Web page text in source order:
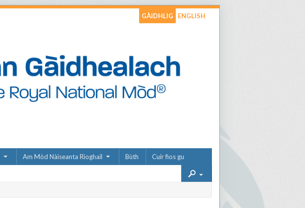
GÀIDHLIG ENGLISH
Am Mòd Nàiseanta Rìoghail Bùth Cuir fios gu